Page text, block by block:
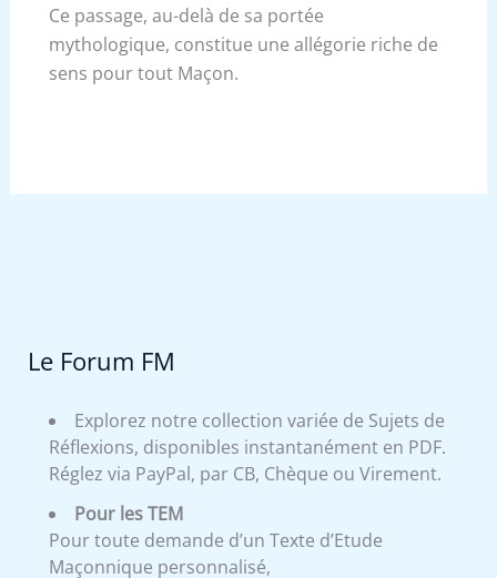
Ce passage, au-delà de sa portée
mythologique, constitue une allégorie riche de
sens pour tout Maçon.
Le Forum FM
Explorez notre collection variée de Sujets de
Réflexions, disponibles instantanément en PDF.
Réglez via PayPal, par CB, Chèque ou Virement.
Pour les TEM
Pour toute demande d’un Texte d’Etude
Maçonnique personnalisé,